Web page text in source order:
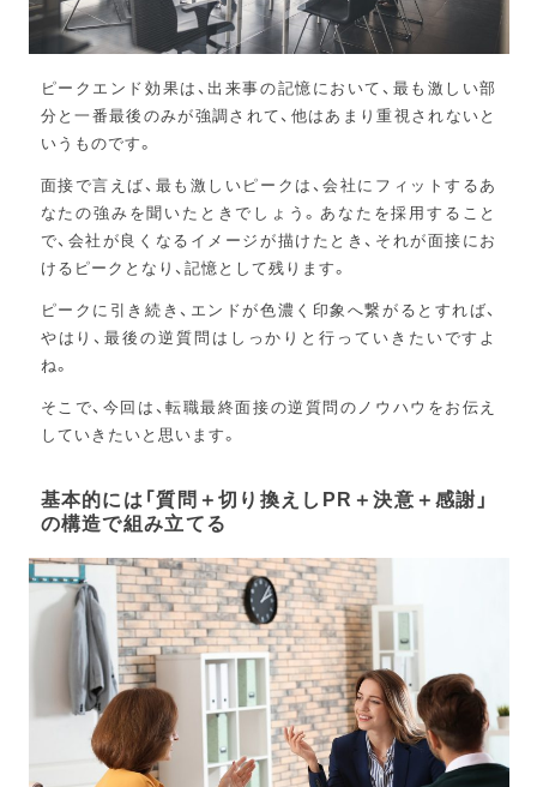
ピークエンド効果は、出来事の記憶において、最も激しい部
分と一番最後のみが強調されて、他はあまり重視されないと
いうものです。
面接で言えば、最も激しいピークは、会社にフィットするあ
なたの強みを聞いたときでしょう。あなたを採用すること
で、会社が良くなるイメージが描けたとき、それが面接にお
けるピークとなり、記憶として残ります。
ピークに引き続き、エンドが色濃く印象へ繋がるとすれば、
やはり、最後の逆質問はしっかりと行っていきたいですよ
ね。
そこで、今回は、転職最終面接の逆質問のノウハウをお伝え
していきたいと思います。
基本的には「質問＋切り換えしPR＋決意＋感謝」
の構造で組み立てる